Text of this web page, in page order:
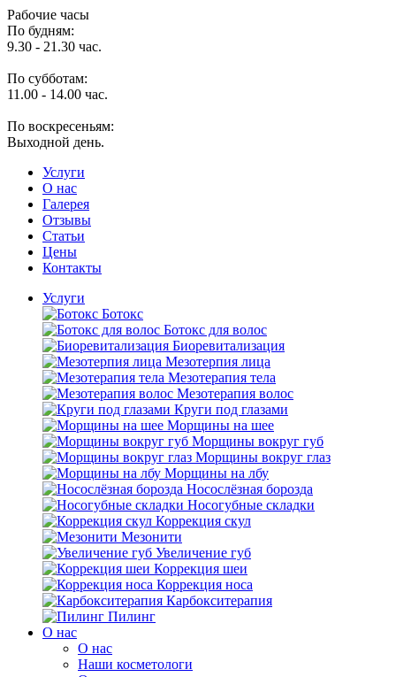
Рабочие часы
По будням:
9.30 - 21.30 час.
По субботам:
11.00 - 14.00 час.
По воскресеньям:
Выходной день.
Услуги
O нас
Галерея
Отзывы
Статьи
Цены
Контакты
Услуги
Ботокс
Ботокс для волос
Биоревитализация
Мезотерпия лица
Мезотерапия тела
Мезотерапия волос
Круги под глазами
Морщины на шее
Морщины вокруг губ
Морщины вокруг глаз
Морщины на лбу
Носослёзная борозда
Носогубные складки
Коррекция скул
Мезонити
Увеличение губ
Коррекция шеи
Коррекция носа
Карбокситерапия
Пилинг
O нас
O нас
Наши косметологи